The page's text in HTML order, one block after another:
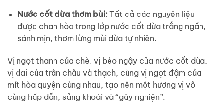
Nước cốt dừa thơm bùi:Tất cả các nguyên liệu
được chan hòa trong lớp nước cốt dừa trắng ngần,
sánh mịn, thơm lừng mùi dừa tự nhiên.
Vị ngọt thanh của chè, vị béo ngậy của nước cốt dừa,
vị dai của trân châu và thạch, cùng vị ngọt đậm của
mít hòa quyện cùng nhau, tạo nên một hương vị vô
cùng hấp dẫn, sảng khoái và “gây nghiện”.